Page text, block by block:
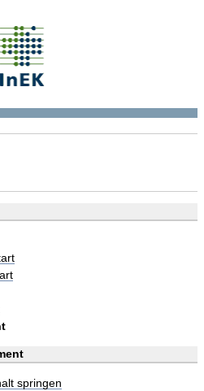
springen